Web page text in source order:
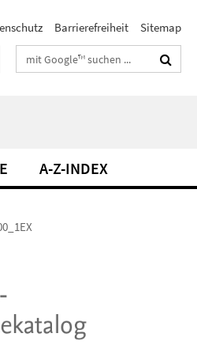
Barrierefreiheit Sitemap
Suchbegriffe
A-Z-INDEX